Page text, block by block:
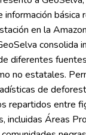
básica
en la
consolida
diferentes
no estatales.
de
repartidos entre
incluidas Áreas